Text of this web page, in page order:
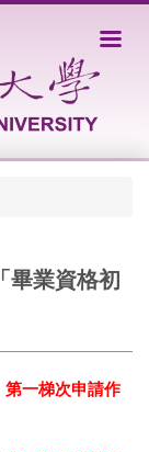
畢業資格初
第一梯次申請作